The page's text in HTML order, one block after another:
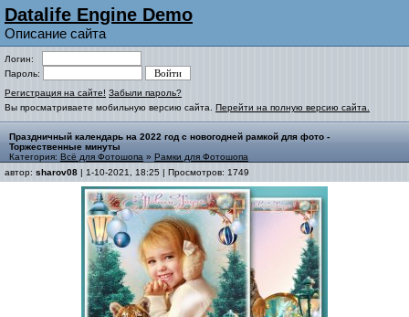
Datalife Engine Demo
Описание сайта
Логин:
Пароль:
Регистрация на сайте! Забыли пароль?
Вы просматриваете мобильную версию сайта. Перейти на полную версию сайта.
Праздничный календарь на 2022 год с новогодней рамкой для фото -
Торжественные минуты
Категория: Всё для Фотошопа » Рамки для Фотошопа
автор: sharov08 | 1-10-2021, 18:25 | Просмотров: 1749